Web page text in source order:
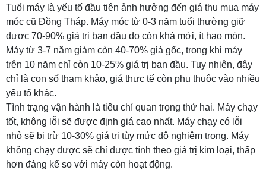
Tuổi máy là yếu tố đầu tiên ảnh hưởng đến giá thu mua máy
móc cũ Đồng Tháp. Máy móc từ 0-3 năm tuổi thường giữ
được 70-90% giá trị ban đầu do còn khá mới, ít hao mòn.
Máy từ 3-7 năm giảm còn 40-70% giá gốc, trong khi máy
trên 10 năm chỉ còn 10-25% giá trị ban đầu. Tuy nhiên, đây
chỉ là con số tham khảo, giá thực tế còn phụ thuộc vào nhiều
yếu tố khác.
Tình trạng vận hành là tiêu chí quan trọng thứ hai. Máy chạy
tốt, không lỗi sẽ được định giá cao nhất. Máy chạy có lỗi
nhỏ sẽ bị trừ 10-30% giá trị tùy mức độ nghiêm trọng. Máy
không chạy được sẽ chỉ được tính theo giá trị kim loại, thấp
hơn đáng kể so với máy còn hoạt động.